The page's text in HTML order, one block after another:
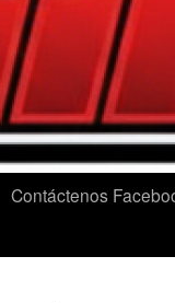
Contáctenos